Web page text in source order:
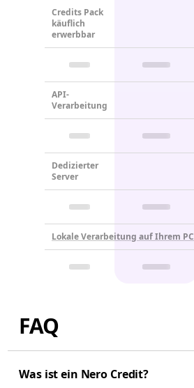
Credits Pack
käuflich
erwerbbar
API-
Verarbeitung
Dedizierter
Server
Lokale Verarbeitung auf Ihrem PC
FAQ
Was ist ein Nero Credit?